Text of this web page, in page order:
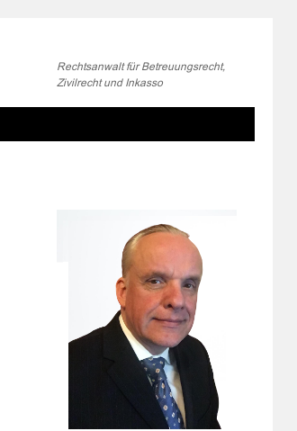
Rechtsanwalt für Betreuungsrecht,
Zivilrecht und Inkasso